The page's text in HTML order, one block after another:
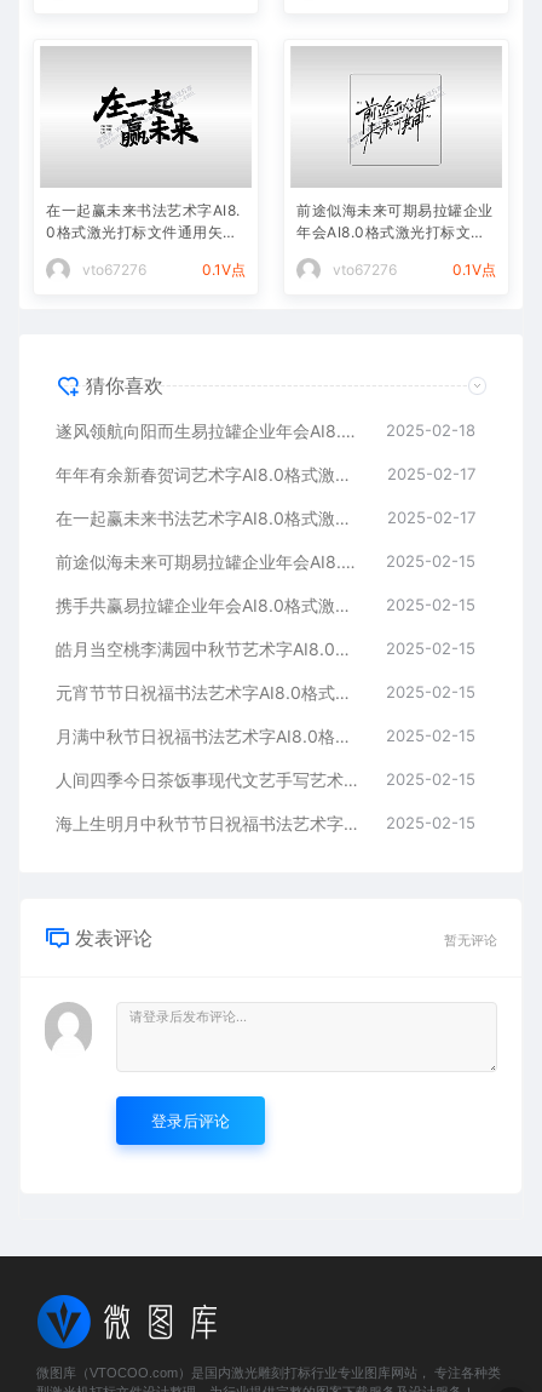
在一起赢未来书法艺术字AI8.
0格式激光打标文件通用矢量
vto67276
0.1V点
前途似海未来可期易拉罐企业
年会AI8.0格式激光打标文件
vto67276
0.1V点
猜你喜欢
遂风领航向阳而生易拉罐企业年会AI8.0格式激光打标文件通用矢量图 2025-02-18
年年有余新春贺词艺术字AI8.0格式激光打标文件通用矢量图 2025-02-17
在一起赢未来书法艺术字AI8.0格式激光打标文件通用矢量图 2025-02-17
前途似海未来可期易拉罐企业年会AI8.0格式激光打标文件通用矢量图 2025-02-15
携手共赢易拉罐企业年会AI8.0格式激光打标文件通用矢量图 2025-02-15
皓月当空桃李满园中秋节艺术字AI8.0格式激光打标文件通用矢量图 2025-02-15
元宵节节日祝福书法艺术字AI8.0格式激光打标文件通用矢量图 2025-02-15
月满中秋节日祝福书法艺术字AI8.0格式激光打标文件通用矢量图 2025-02-15
人间四季今日茶饭事现代文艺手写艺术字AI8.0格式激光打标文件通用矢量图 2025-02-15
海上生明月中秋节节日祝福书法艺术字AI8.0格式激光打标文件通用矢量图 2025-02-15
发表评论 暂无评论
登录后评论
微图库（VTOCOO.com）是国内激光雕刻打标行业专业图库网站， 专注各种类